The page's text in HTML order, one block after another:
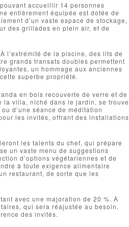
accueillir 14 personnes
entièrement équipée est dotée de
d’un vaste espace de stockage,
des grillades en plein air, et de
l’extrémité de la piscine, des lits de
grands transats doubles permettent
un hommage aux anciennes
superbe propriété.
en bois recouverte de verre et de
la villa, niché dans le jardin, se trouve
d’une séance de méditation
les invités, offrant des installations
les talents du chef, qui prépare
un vaste menu de suggestions
d’options végétariennes et de
à toute exigence alimentaire
restaurant, de sorte que les
avec une majoration de 20 %. À
qui sera réajustée au besoin.
des invités.